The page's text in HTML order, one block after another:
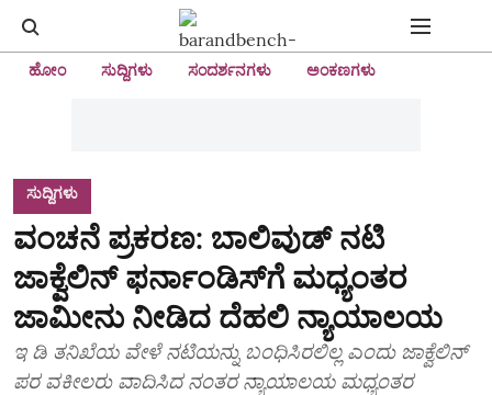
ಹೋಂ ಸುದ್ದಿಗಳು ಸಂದರ್ಶನಗಳು ಅಂಕಣಗಳು
ಸುದ್ದಿಗಳು
ವಂಚನೆ ಪ್ರಕರಣ: ಬಾಲಿವುಡ್ ನಟಿ
ಜಾಕ್ವೆಲಿನ್ ಫರ್ನಾಂಡಿಸ್‌ಗೆ ಮಧ್ಯಂತರ
ಜಾಮೀನು ನೀಡಿದ ದೆಹಲಿ ನ್ಯಾಯಾಲಯ
ಇ ಡಿ ತನಿಖೆಯ ವೇಳೆ ನಟಿಯನ್ನು ಬಂಧಿಸಿರಲಿಲ್ಲ ಎಂದು ಜಾಕ್ವೆಲಿನ್‌
ಪರ ವಕೀಲರು ವಾದಿಸಿದ ನಂತರ ನ್ಯಾಯಾಲಯ ಮಧ್ಯಂತರ